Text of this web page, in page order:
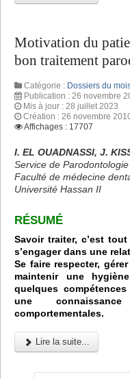
Motivation du
bon traitement
Catégorie : Dossiers du
Publication : 26 novembre
Mis à jour : 28 juillet 2023
Création : 26 novembre
Affichages : 17707
I. EL OUADNASSI, J.
Service de Parodontologie
Faculté de médecine
Université Hassan II
RÉSUMÉ
Savoir traiter, c’est
s’engager dans une
Se faire respecter,
maintenir une
quelques
une
comportementales.
Lire la suite...